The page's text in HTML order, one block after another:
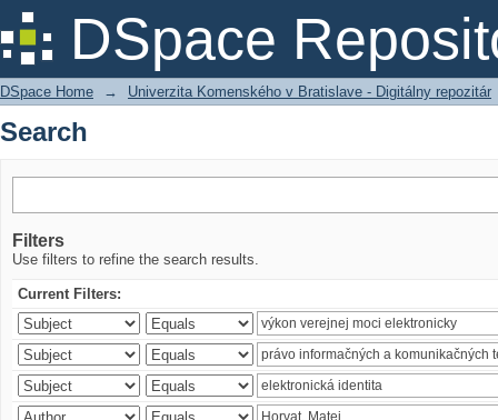
DSpace
Search
DSpace Home → Univerzita Komenského v Bratislave - Digitálny repozitár
Search
Filters
Use filters to refine the search results.
Current Filters: